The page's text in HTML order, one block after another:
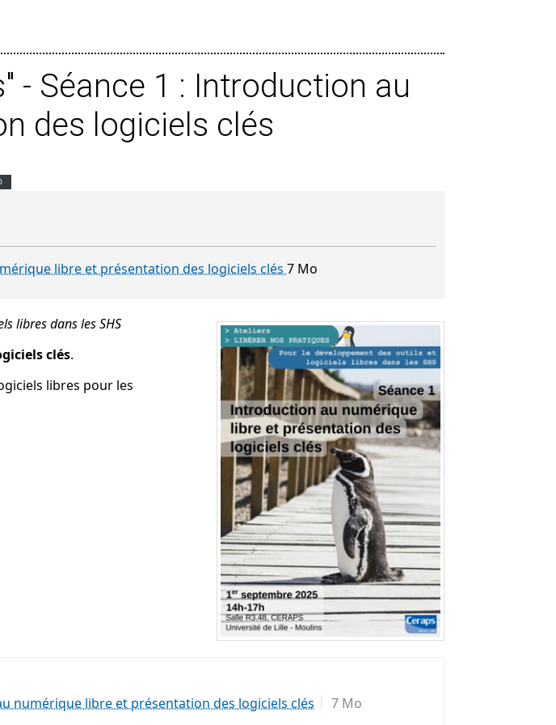
- Séance 1 : Introduction au
des logiciels clés
libre et présentation des logiciels clés 7 Mo
libres dans les SHS
clés.
libres pour les
numérique libre et présentation des logiciels clés 7 Mo